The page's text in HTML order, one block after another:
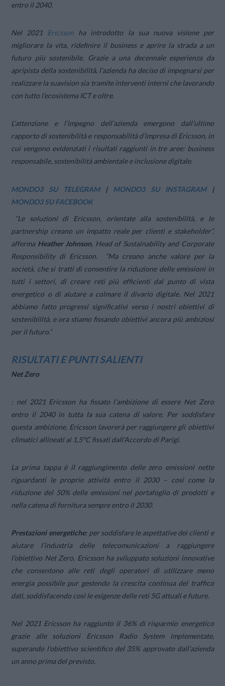
entro il 2040.
Nel 2021 Ericsson ha introdotto la sua nuova visione per
migliorare la vita, ridefinire il business e aprire la strada a un
futuro più sostenibile. Grazie a una decennale esperienza da
apripista della sostenibilità, l’azienda ha deciso di impegnarsi per
realizzare la suavision sia tramite interventi interni che lavorando
con tutto l’ecosistema ICT e oltre.
L’attenzione e l’impegno dell’azienda emergono dall’ultimo
rapporto di sostenibilità e responsabilità d’impresa di Ericsson, in
cui vengono evidenziati i risultati raggiunti in tre aree: business
responsabile, sostenibilità ambientale e inclusione digitale.
MONDO3 SU TELEGRAM| MONDO3 SU INSTAGRAM|
MONDO3 SU FACEBOOK
“Le soluzioni di Ericsson, orientate alla sostenibilità, e le
partnership creano un impatto reale per clienti e stakeholder”,
affermaHeather Johnson, Head of Sustainability and Corporate
Responsibility di Ericsson. “Ma creano anche valore per la
società, che si tratti di consentire la riduzione delle emissioni in
tutti i settori, di creare reti più efficienti dal punto di vista
energetico o di aiutare a colmare il divario digitale. Nel 2021
abbiamo fatto progressi significativi verso i nostri obiettivi di
sostenibilità, e ora stiamo fissando obiettivi ancora più ambiziosi
per il futuro.”
RISULTATI E PUNTI SALIENTI
Net Zero
: nel 2021 Ericsson ha fissato l’ambizione di essere Net Zero
entro il 2040 in tutta la sua catena di valore. Per soddisfare
questa ambizione, Ericsson lavorerà per raggiungere gli obiettivi
climatici allineati ai 1,5°C fissati dall’Accordo di Parigi.
La prima tappa è il raggiungimento delle zero emissioni nette
riguardanti le proprie attività entro il 2030 – così come la
riduzione del 50% delle emissioni nel portafoglio di prodotti e
nella catena di fornitura sempre entro il 2030.
Prestazioni energetiche: per soddisfare le aspettative dei clienti e
aiutare l’industria delle telecomunicazioni a raggiungere
l’obiettivo Net Zero, Ericsson ha sviluppato soluzioni innovative
che consentono alle reti degli operatori di utilizzare meno
energia possibile pur gestendo la crescita continua del traffico
dati, soddisfacendo così le esigenze delle reti 5G attuali e future.
Nel 2021 Ericsson ha raggiunto il 36% di risparmio energetico
grazie alle soluzioni Ericsson Radio System implementate,
superando l’obiettivo scientifico del 35% approvato dall’azienda
un anno prima del previsto.